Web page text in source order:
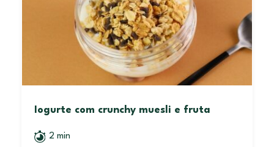
Iogurte com crunchy muesli e fruta
2 min